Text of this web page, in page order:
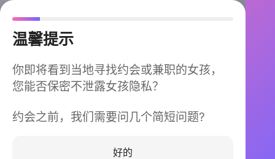
温馨提示
你即将看到当地寻找约会或兼职的女孩，
您能否保密不泄露女孩隐私？
约会之前，我们需要问几个简短问题?
好的
今晚不再孤单
同城快速匹配，马上认识身边的TA